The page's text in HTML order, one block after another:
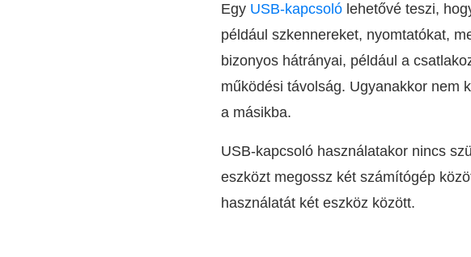
Egy USB-kapcsoló lehetővé teszi,
például szkennereket, nyomtatókat,
bizonyos hátrányai, például a
működési távolság. Ugyanakkor nem
a másikba.
USB-kapcsoló használatakor nincs
eszközt megossz két számítógép
használatát két eszköz között.